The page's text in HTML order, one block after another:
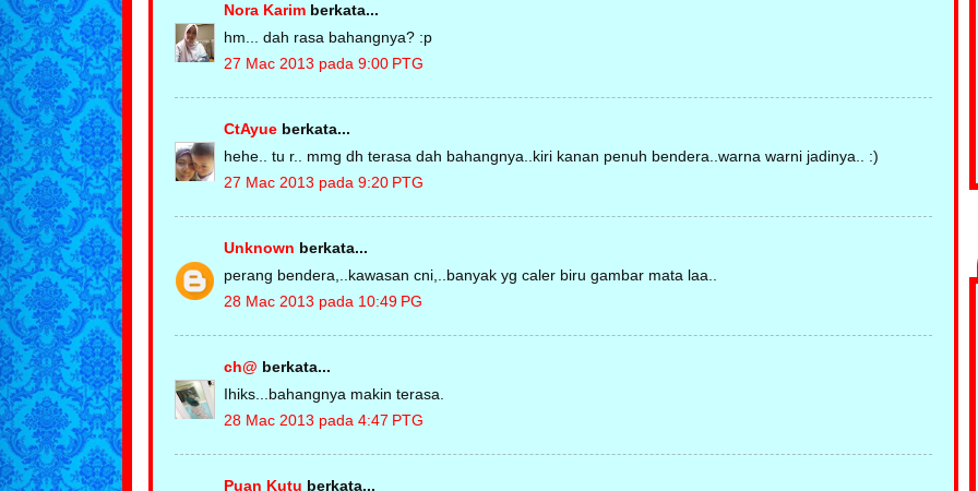
Nora Karim berkata...
hm... dah rasa bahangnya? :p
27 Mac 2013 pada 9:00 PTG
CtAyue berkata...
hehe.. tu r.. mmg dh terasa dah bahangnya..kiri kanan penuh bendera..warna warni jadinya.. :)
27 Mac 2013 pada 9:20 PTG
Unknown berkata...
perang bendera,..kawasan cni,..banyak yg caler biru gambar mata laa..
28 Mac 2013 pada 10:49 PG
ch@ berkata...
Ihiks...bahangnya makin terasa.
28 Mac 2013 pada 4:47 PTG
Puan Kutu berkata...